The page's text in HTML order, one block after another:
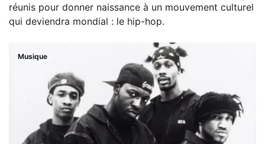
réunis pour donner naissance à un mouvement culturel
qui deviendra mondial : le hip-hop.
Musique